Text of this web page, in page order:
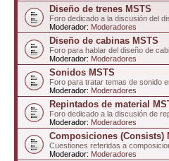
Diseño de trenes MSTS
Foro dedicado a la discusión del
Moderador: Moderadores
Diseño de cabinas MSTS
Foro para hablar del diseño de
Moderador: Moderadores
Sonidos MSTS
Foro para tratar temas de sonido
Moderador: Moderadores
Repintados de material
Foro dedicado a la discusión de
Moderador: Moderadores
Composiciones (Consists)
Cuestiones referidas a
Moderador: Moderadores